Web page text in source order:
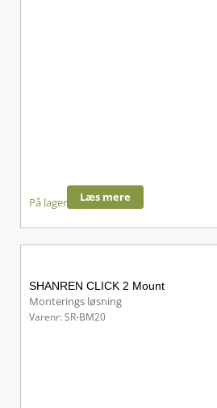
På lager Læs mere
SHANREN CLICK 2 Mount
Monterings løsning
Varenr: SR-BM20